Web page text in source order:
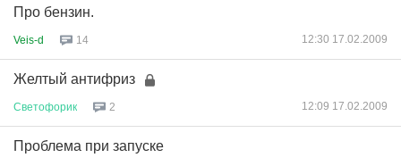
Про бензин.
Veis-d 14 12:30 17.02.2009
Желтый антифриз
Светофорик 2 12:09 17.02.2009
Проблема при запуске